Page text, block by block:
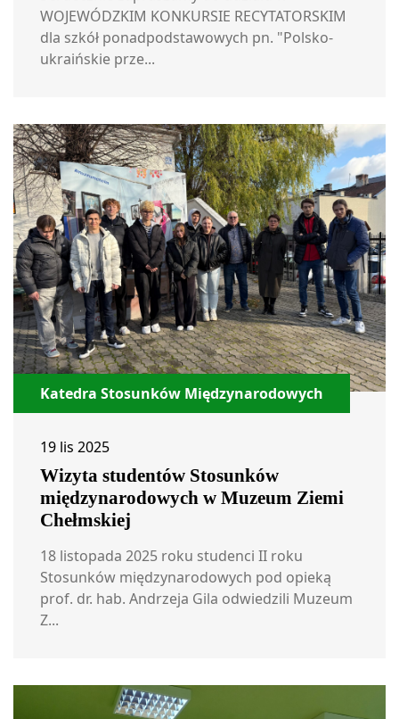
WOJEWÓDZKIM KONKURSIE RECYTATORSKIM
dla szkół ponadpodstawowych pn. "Polsko-
ukraińskie prze...
Katedra Stosunków Międzynarodowych
19 lis 2025
Wizyta studentów Stosunków
międzynarodowych w Muzeum Ziemi
Chełmskiej
18 listopada 2025 roku studenci II roku
Stosunków międzynarodowych pod opieką
prof. dr. hab. Andrzeja Gila odwiedzili Muzeum
Z...